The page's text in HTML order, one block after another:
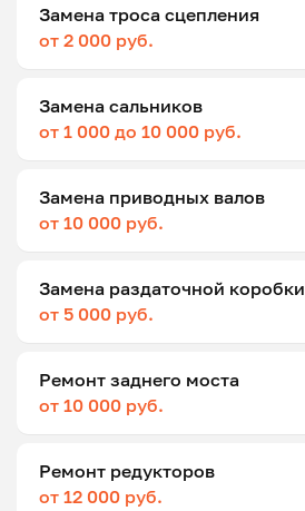
Замена троса сцепления
от 2 000 руб.
Замена сальников
от 1 000 до 10 000 руб.
Замена приводных валов
от 10 000 руб.
Замена раздаточной коробки
от 5 000 руб.
Ремонт заднего моста
от 10 000 руб.
Ремонт редукторов
от 12 000 руб.